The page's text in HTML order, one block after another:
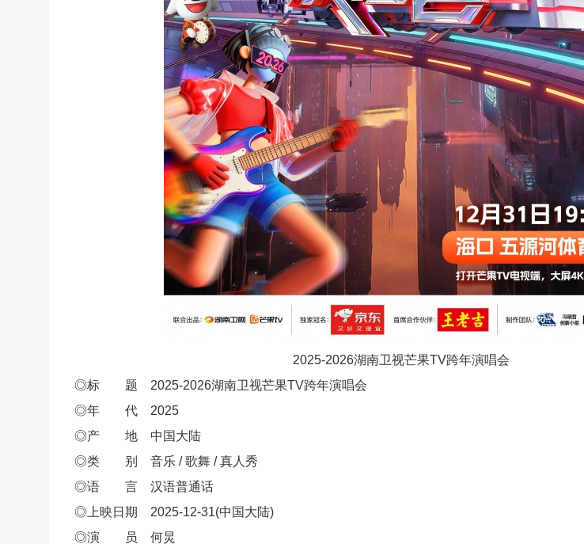
2025-2026湖南卫视芒果TV跨年演唱会
◎标 题 2025-2026湖南卫视芒果TV跨年演唱会
◎年 代 2025
◎产 地 中国大陆
◎类 别 音乐 / 歌舞 / 真人秀
◎语 言 汉语普通话
◎上映日期 2025-12-31(中国大陆)
◎演 员 何炅